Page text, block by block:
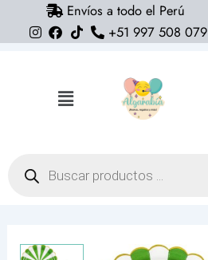
Envíos a todo el Perú
+51 997 508 079
Flyout
productos
Platos